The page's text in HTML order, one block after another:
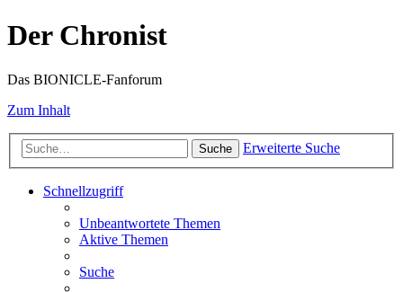
Der Chronist
Das BIONICLE-Fanforum
Zum Inhalt
Suche Erweiterte Suche
Schnellzugriff
Unbeantwortete Themen
Aktive Themen
Suche